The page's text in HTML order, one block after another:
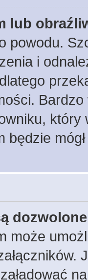
lub
powodu.
i
który
będzie
może